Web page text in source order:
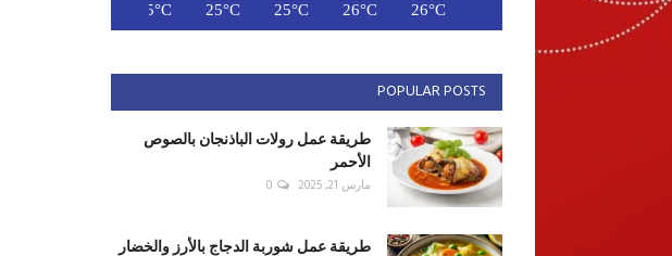
26°C
26°C
25°C
25°C
25°C
POPULAR POSTS
طريقة عمل رولات الباذنجان بالصوص
الأحمر
مارس 21, 2025 0
طريقة عمل شوربة الدجاج بالأرز والخضار